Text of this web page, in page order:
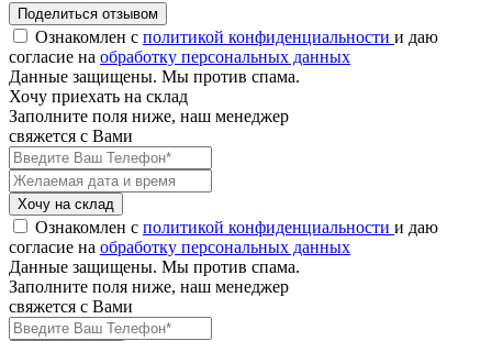
Поделиться отзывом
Ознакомлен с политикой конфиденциальности и даю
согласие на обработку персональных данных
Данные защищены. Мы против спама.
Хочу приехать на склад
Заполните поля ниже, наш менеджер
свяжется с Вами
Хочу на склад
Ознакомлен с политикой конфиденциальности и даю
согласие на обработку персональных данных
Данные защищены. Мы против спама.
Заполните поля ниже, наш менеджер
свяжется с Вами